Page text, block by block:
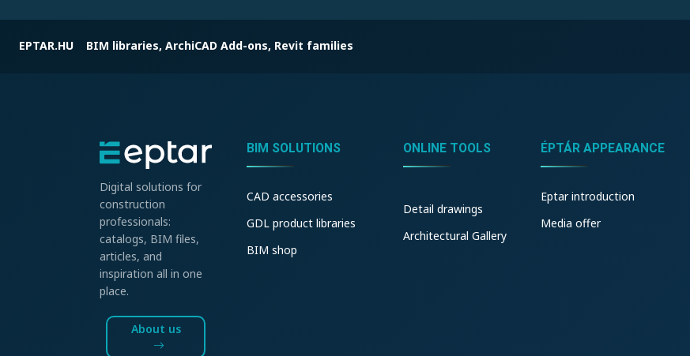
EPTAR.HU BIM libraries, ArchiCAD Add-ons, Revit families
Digital solutions for
construction
professionals:
catalogs, BIM files,
articles, and
inspiration all in one
place.
About us
BIM SOLUTIONS
CAD accessories
GDL product libraries
BIM shop
ONLINE TOOLS
Detail drawings
Architectural Gallery
ÉPTÁR APPEARANCE
Eptar introduction
Media offer